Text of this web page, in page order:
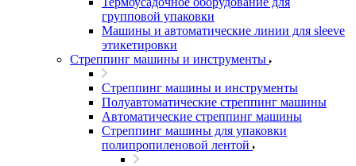
групповой упаковки
Машины и автоматические линии для sleeve
этикетировки
Стреппинг машины и инструменты
Стреппинг машины и инструменты
Полуавтоматические стреппинг машины
Автоматические стреппинг машины
Стреппинг машины для упаковки
полипропиленовой лентой